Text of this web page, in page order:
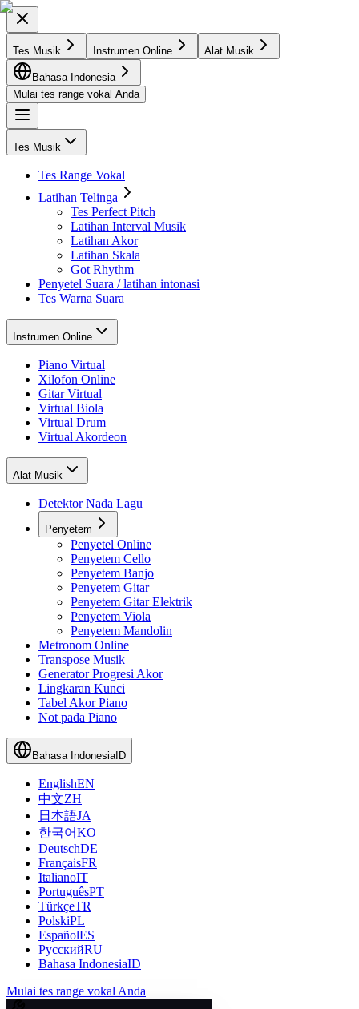
Tes Musik Instrumen Online Alat Musik
Bahasa Indonesia
Mulai tes range vokal Anda
Tes Musik
Tes Range Vokal
Latihan Telinga
Tes Perfect Pitch
Latihan Interval Musik
Latihan Akor
Latihan Skala
Got Rhythm
Penyetel Suara / latihan intonasi
Tes Warna Suara
Instrumen Online
Piano Virtual
Xilofon Online
Gitar Virtual
Virtual Biola
Virtual Drum
Virtual Akordeon
Alat Musik
Detektor Nada Lagu
Penyetem
Penyetel Online
Penyetem Cello
Penyetem Banjo
Penyetem Gitar
Penyetem Gitar Elektrik
Penyetem Viola
Penyetem Mandolin
Metronom Online
Transpose Musik
Generator Progresi Akor
Lingkaran Kunci
Tabel Akor Piano
Not pada Piano
Bahasa IndonesiaID
EnglishEN
中文ZH
日本語JA
한국어KO
DeutschDE
FrançaisFR
ItalianoIT
PortuguêsPT
TürkçeTR
PolskiPL
EspañolES
РусскийRU
Bahasa IndonesiaID
Mulai tes range vokal Anda